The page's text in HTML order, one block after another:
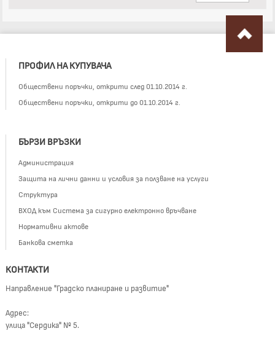
ПРОФИЛ НА КУПУВАЧА
Обществени поръчки, открити след 01.10.2014 г.
Обществени поръчки, открити до 01.10.2014 г.
БЪРЗИ ВРЪЗКИ
Администрация
Защита на лични данни и условия за ползване на услуги
Структура
ВХОД към Система за сигурно електронно връчване
Нормативни актове
Банкова сметка
КОНТАКТИ
Направление "Градско планиране и развитие"
Адрес:
улица "Сердика" № 5.